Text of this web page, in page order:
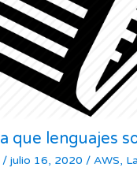
que lenguajes
/ julio 16, 2020 / AWS,